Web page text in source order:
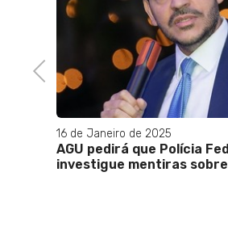
Previous
16 de Janeiro de 2025
AGU pedirá que Polícia
investigue mentiras